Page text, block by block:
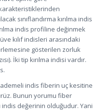
karakteristiklerinden
sınıflandırma kırılma indis
indis profiline değinmek
kılıf indisleri arasındaki
gösterilen zorluk
İki tip kırılma indisi vardır.
indis fiberin uç kesitine
Bunun yorumu fiber
değerinin olduğudur. Yani